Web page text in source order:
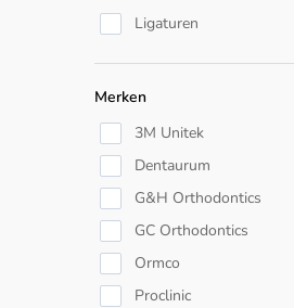
Ligaturen
Merken
3M Unitek
Dentaurum
G&H Orthodontics
GC Orthodontics
Ormco
Proclinic